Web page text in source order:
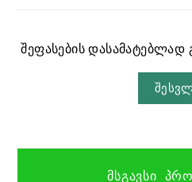
შეფასების დასამატებლად
ᲛᲡᲒᲐᲕᲡᲘ